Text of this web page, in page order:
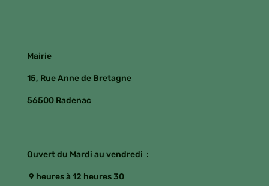
Mairie
15, Rue Anne de Bretagne
56500 Radenac
Ouvert du Mardi au vendredi :
9 heures à 12 heures 30